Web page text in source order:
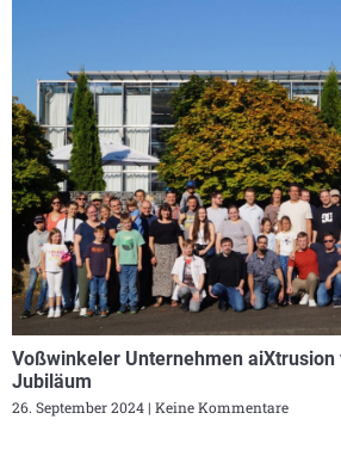
Voßwinkeler Unternehmen
Jubiläum
26. September 2024 Keine Kommentare